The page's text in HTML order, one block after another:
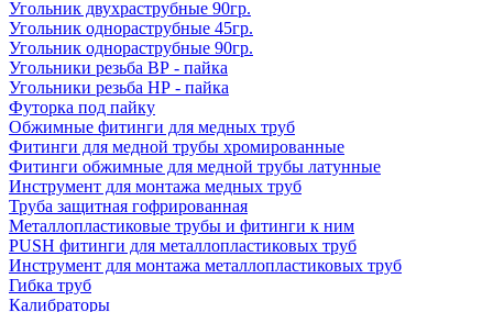
Угольник двухраструбные 90гр.
Угольник однораструбные 45гр.
Угольник однораструбные 90гр.
Угольники резьба ВР - пайка
Угольники резьба НР - пайка
Футорка под пайку
Обжимные фитинги для медных труб
Фитинги для медной трубы хромированные
Фитинги обжимные для медной трубы латунные
Инструмент для монтажа медных труб
Труба защитная гофрированная
Металлопластиковые трубы и фитинги к ним
PUSH фитинги для металлопластиковых труб
Инструмент для монтажа металлопластиковых труб
Гибка труб
Калибраторы